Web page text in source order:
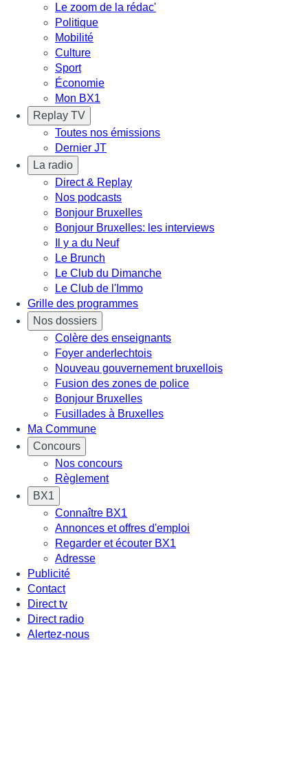
Le zoom de la rédac'
Politique
Mobilité
Culture
Sport
Économie
Mon BX1
Replay TV
Toutes nos émissions
Dernier JT
La radio
Direct & Replay
Nos podcasts
Bonjour Bruxelles
Bonjour Bruxelles: les interviews
Il y a du Neuf
Le Brunch
Le Club du Dimanche
Le Club de l'Immo
Grille des programmes
Nos dossiers
Colère des enseignants
Foyer anderlechtois
Nouveau gouvernement bruxellois
Fusion des zones de police
Bonjour Bruxelles
Fusillades à Bruxelles
Ma Commune
Concours
Nos concours
Règlement
BX1
Connaître BX1
Annonces et offres d'emploi
Regarder et écouter BX1
Adresse
Publicité
Contact
Direct tv
Direct radio
Alertez-nous